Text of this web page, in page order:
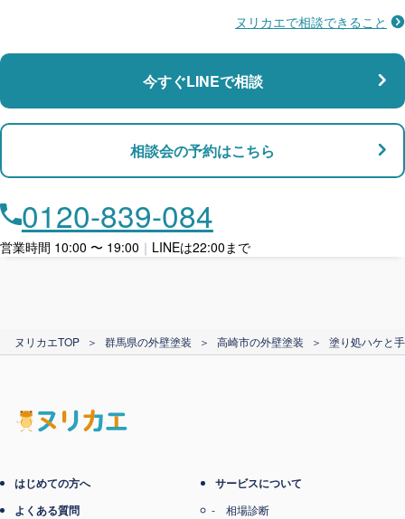
支払い対応
ローン利用
カード支払い
マンション・アパート対応
店舗・事務所対応
ヌリカエで相談できること
今すぐLINEで相談
相談会の予約はこちら
0120-839-084
営業時間 10:00 〜 19:00 ｜ LINEは22:00まで
ヌリカエTOP ＞ 群馬県の外壁塗装 ＞ 高崎市の外壁塗装 ＞ 塗り処ハケと
はじめての方へ
よくある質問
サービスについて
相場診断